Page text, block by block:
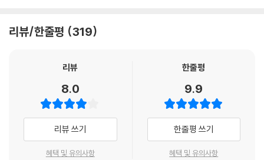
기적이며 구조적인 문제를 갑자기 드러낸 아주 심각한 사태였다. 흔히 말
enry Siu)가 실시한 예비조사에 따르면, 대부분의 노동시장 양극화는 경
기후퇴의 즉각적인 작용을 통해서 확산되며 이때 중간층 일자리가 사라진
다. 경기후퇴가 끝나도 사라진 중간층 일자리는 복구되지 않는다. --- p.8
평균의 시대는 끝났다. 실생활의 일부 상호작용은 훨씬 단순해지고 보수적
못한 사람은 빈곤층으로 떨어진다. 코웬은 이러한 상황을 가리켜 능력 지
해서는 안 된다. 일자리를 기계에 빼앗겨 모든 사람이 생존을 걱정해야 하
는 암울한 미래상은 현실적이지 않다. 코웬은 기계지능이 모든 사람이 아
니라 ‘어떤’ 사람을 대체할 것이며, 기계혁명에 적응하는 사람은 더 많은 소
득을 올릴 것이라고 말한다. 그의 전망에 따르면 기계 지능과 결합하여 가
치를 높일 수 있는 일을 찾는 것, 그것이 미래를 준비하는 가장 확실한 방법
리뷰/한줄평 319
리뷰
8.0
리뷰 쓰기
혜택 및 유의사항
한줄평
9.9
한줄평 쓰기
혜택 및 유의사항